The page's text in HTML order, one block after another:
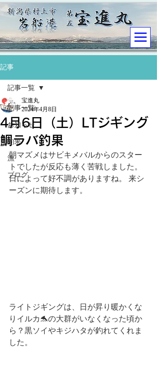
記事
記事一覧
お知らせ
釣果
漁
ブログ
記事一覧
4月6日（土）LTジギング
鯛ラバ釣果
宝進丸
2024年4月8日
朝マズメはサビキメバルからのスター
トでしたが反応も薄く苦戦しました。
日によって好不調がありますね。 来シ
ーズンに期待します。
ライトジギングは、日が昇り暖かくな
りイルカ🐬の大群がいなくなった頃か
ら？黒ソイやキジハタが釣れてくれま
した。